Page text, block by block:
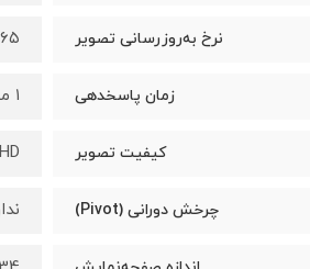
نرخ به‌روزرسانی تصویر ۱۶۵
زمان پاسخدهی ۱ میلی‌ثانیه
کیفیت تصویر
چرخش دورانی (Pivot)